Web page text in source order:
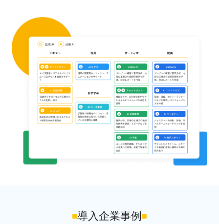
導入企業事例